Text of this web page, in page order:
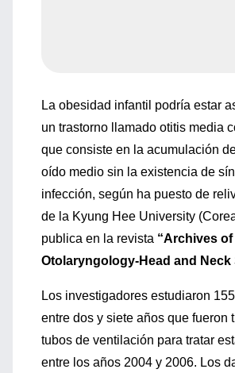
La obesidad infantil podría estar
un trastorno llamado otitis media
que consiste en la acumulación
oído medio sin la existencia de
infección, según ha puesto de
de la Kyung Hee University
publica en la revista “Archives of
Otolaryngology-Head and Neck
Los investigadores estudiaron
entre dos y siete años que fueron
tubos de ventilación para tratar
entre los años 2004 y 2006. Los